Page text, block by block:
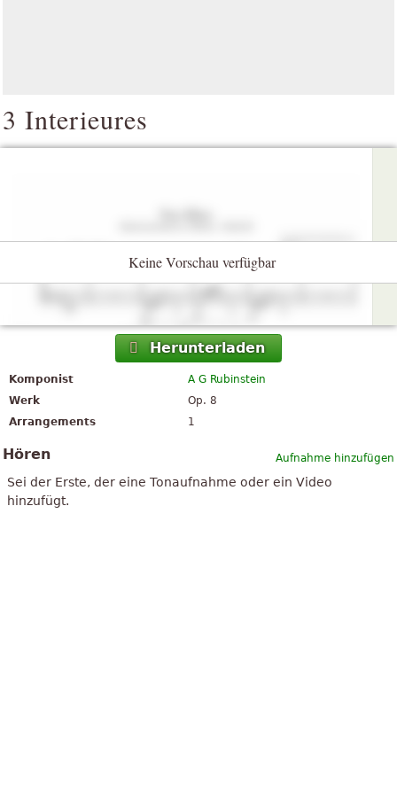
3 Interieures
Keine Vorschau verfügbar
Herunterladen
Komponist
A G Rubinstein
Werk
Op. 8
Arrangements
1
Aufnahme hinzufügen
Hören
Sei der Erste, der eine Tonaufnahme oder ein Video
hinzufügt.